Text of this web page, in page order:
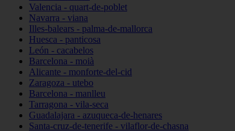
Valencia - quart-de-poblet
Navarra - viana
Illes-balears - palma-de-mallorca
Huesca - panticosa
León - cacabelos
Barcelona - moià
Alicante - monforte-del-cid
Zaragoza - utebo
Barcelona - manlleu
Tarragona - vila-seca
Guadalajara - azuqueca-de-henares
Santa-cruz-de-tenerife - vilaflor-de-chasna